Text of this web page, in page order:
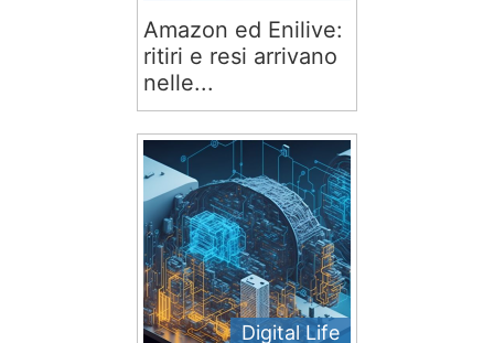
Amazon ed Enilive:
ritiri e resi arrivano
nelle...
Digital Life